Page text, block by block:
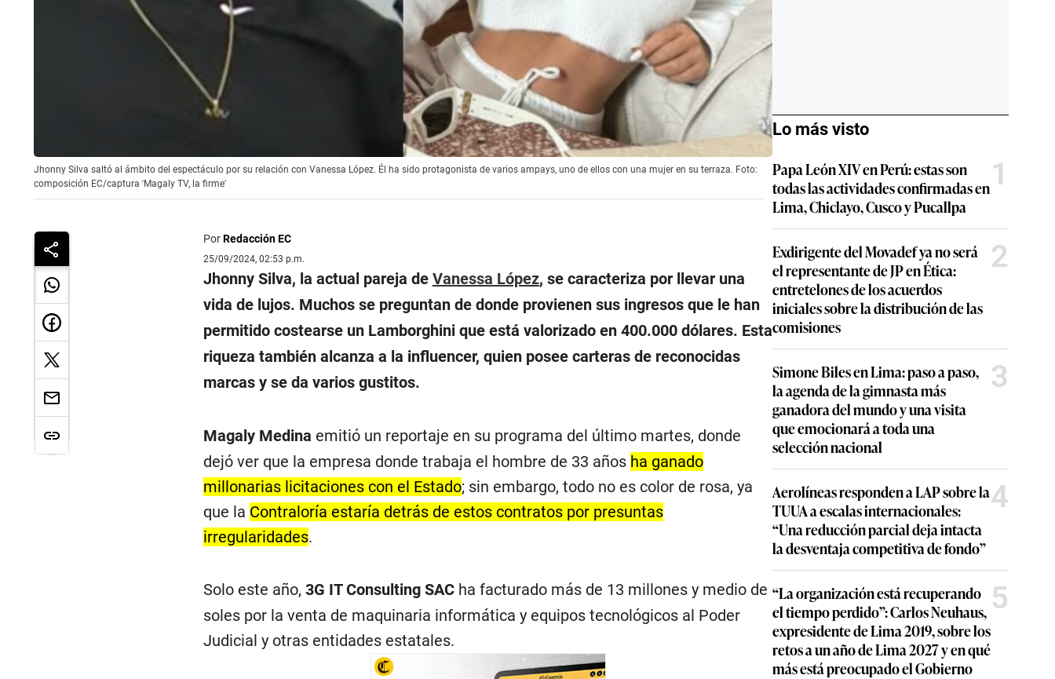
Jhonny Silva saltó al ámbito del espectáculo por su relación con Vanessa López. Él ha sido protagonista de varios ampays, uno de ellos con una mujer en su terraza. Foto:
composición EC/captura 'Magaly TV, la firme'
PorRedacción EC
25/09/2024, 02:53 p.m.
Jhonny Silva, la actual pareja de Vanessa López, se caracteriza por llevar una
vida de lujos. Muchos se preguntan de donde provienen sus ingresos que le han
permitido costearse un Lamborghini que está valorizado en 400.000 dólares. Esta
riqueza también alcanza a la influencer, quien posee carteras de reconocidas
marcas y se da varios gustitos.
Magaly Medina emitió un reportaje en su programa del último martes, donde
dejó ver que la empresa donde trabaja el hombre de 33 años ha ganado
millonarias licitaciones con el Estado; sin embargo, todo no es color de rosa, ya
que la Contraloría estaría detrás de estos contratos por presuntas
irregularidades.
Solo este año, 3G IT Consulting SAC ha facturado más de 13 millones y medio de
soles por la venta de maquinaria informática y equipos tecnológicos al Poder
Judicial y otras entidades estatales.
Lo más visto
Papa León XIV en Perú: estas son
todas las actividades confirmadas en
Lima, Chiclayo, Cusco y Pucallpa
1
Exdirigente del Movadef ya no será
el representante de JP en Ética:
entretelones de los acuerdos
iniciales sobre la distribución de las
comisiones
2
Simone Biles en Lima: paso a paso,
la agenda de la gimnasta más
ganadora del mundo y una visita
que emocionará a toda una
selección nacional
3
Aerolíneas responden a LAP sobre la
TUUA a escalas internacionales:
“Una reducción parcial deja intacta
la desventaja competitiva de fondo”
4
“La organización está recuperando
el tiempo perdido”: Carlos Neuhaus,
expresidente de Lima 2019, sobre los
retos a un año de Lima 2027 y en qué
más está preocupado el Gobierno
5